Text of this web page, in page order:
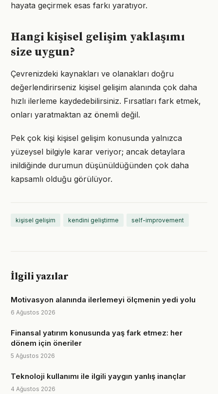
hayata geçirmek esas farkı yaratıyor.
Hangi kişisel gelişim yaklaşımı
size uygun?
Çevrenizdeki kaynakları ve olanakları doğru
değerlendirirseniz kişisel gelişim alanında çok daha
hızlı ilerleme kaydedebilirsiniz. Fırsatları fark etmek,
onları yaratmaktan az önemli değil.
Pek çok kişi kişisel gelişim konusunda yalnızca
yüzeysel bilgiyle karar veriyor; ancak detaylara
inildiğinde durumun düşünüldüğünden çok daha
kapsamlı olduğu görülüyor.
kişisel gelişim kendini geliştirme self-improvement
İlgili yazılar
Motivasyon alanında ilerlemeyi ölçmenin yedi yolu
6 Ağustos 2026
Finansal yatırım konusunda yaş fark etmez: her
dönem için öneriler
5 Ağustos 2026
Teknoloji kullanımı ile ilgili yaygın yanlış inançlar
4 Ağustos 2026